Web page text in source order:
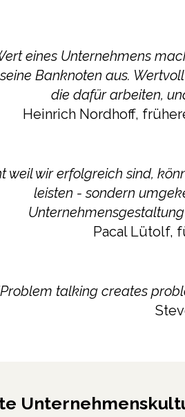
eines Unternehmens
Banknoten aus.
die dafür arbeiten,
Heinrich Nordhoff,
weil wir erfolgreich sind,
leisten - sondern
Pacal Lütolf,
talking creates